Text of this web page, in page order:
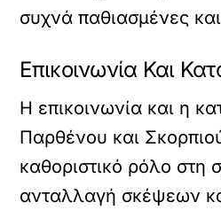
συχνά παθιασμένες
Επικοινωνία Και
Η επικοινωνία και η
Παρθένου και
καθοριστικό ρόλο στη
ανταλλαγή σκέψεων